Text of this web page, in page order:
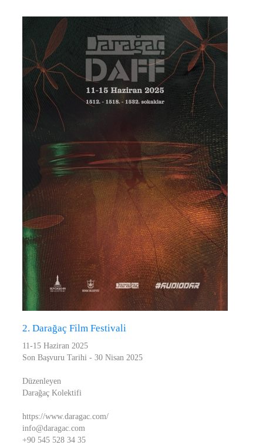
2. Darağaç Film Festivali
11-15 Haziran 2025
Son Başvuru Tarihi - 30 Nisan 2025
Düzenleyen
Darağaç Kolektifi
https://www.daragac.com/
info@daragac.com
+90 545 528 34 35